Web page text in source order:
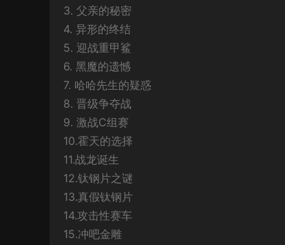
3. 父亲的秘密
4. 异形的终结
5. 迎战重甲鲨
6. 黑魔的遗憾
7. 哈哈先生的疑惑
8. 晋级争夺战
9. 激战C组赛
10.霍天的选择
11.战龙诞生
12.钛钢片之谜
13.真假钛钢片
14.攻击性赛车
15.冲吧金雕